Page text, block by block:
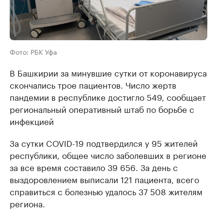
Фото: РБК Уфа
В Башкирии за минувшие сутки от коронавируса
скончались трое пациентов. Число жертв
пандемии в республике достигло 549, сообщает
региональный оперативный штаб по борьбе с
инфекцией
За сутки COVID-19 подтвердился у 95 жителей
республики, общее число заболевших в регионе
за все время составило 39 656. За день с
выздоровлением выписали 121 пациента, всего
справиться с болезнью удалось 37 508 жителям
региона.